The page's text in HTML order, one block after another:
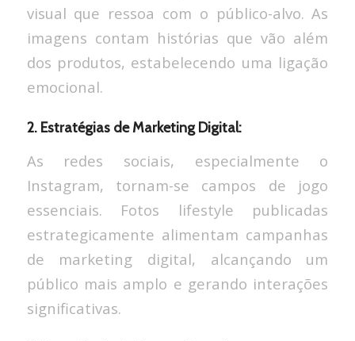
visual que ressoa com o público-alvo. As
imagens contam histórias que vão além
dos produtos, estabelecendo uma ligação
emocional.
2. Estratégias de Marketing Digital:
As redes sociais, especialmente o
Instagram, tornam-se campos de jogo
essenciais. Fotos lifestyle publicadas
estrategicamente alimentam campanhas
de marketing digital, alcançando um
público mais amplo e gerando interações
significativas.